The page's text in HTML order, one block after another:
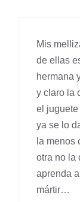
Mis
de ellas
hermana
y claro la
el
ya se lo
la menos
otra no la
aprenda
mártir…